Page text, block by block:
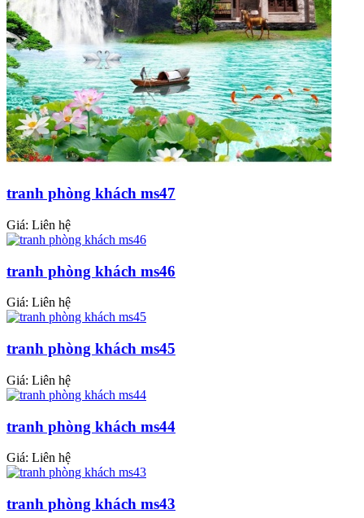
tranh phòng khách ms47
Giá: Liên hệ
tranh phòng khách ms46
Giá: Liên hệ
tranh phòng khách ms45
Giá: Liên hệ
tranh phòng khách ms44
Giá: Liên hệ
tranh phòng khách ms43